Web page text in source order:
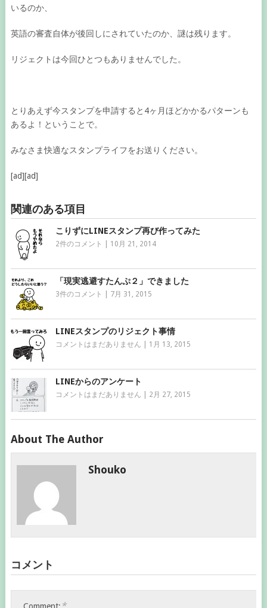
いるのか、
英語の審査自体が後回しにされていたのか、謎は残ります。
リジェクトは今回ひとつもありませんでした。
とりあえず今スタンプを申請すると4ヶ月ほどかかるパターンも
あるよ！ということで。
みなさま快適なスタンプライフをお送りください。
[ad][ad]
関連のある項目
こりずにLINEスタンプ再び作ってみた
2件のコメント 10月 21, 2014
「現実逃避すたんぷ２」できました
3件のコメント 7月 31, 2015
LINEスタンプのリジェクト事情
コメントはまだありません 1月 13, 2015
LINEからのアンケート
コメントはまだありません 2月 27, 2015
About The Author
Shouko
コメント